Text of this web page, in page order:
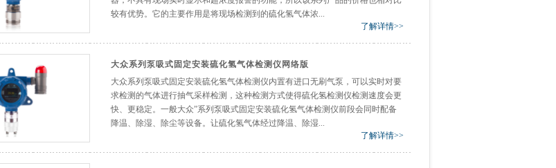
较有优势。它的主要作用是将现场检测到的硫化氢气体浓...
了解详情>>
大众系列泵吸式固定安装硫化氢气体检测仪网络版
大众系列泵吸式固定安装硫化氢气体检测仪内置有进口无刷气泵，可以实时对要
求检测的气体进行抽气采样检测，这种检测方式使得硫化氢检测仪检测速度会更
快、更稳定。一般大众”系列泵吸式固定安装硫化氢气体检测仪前段会同时配备
降温、除湿、除尘等设备。让硫化氢气体经过降温、除湿...
了解详情>>